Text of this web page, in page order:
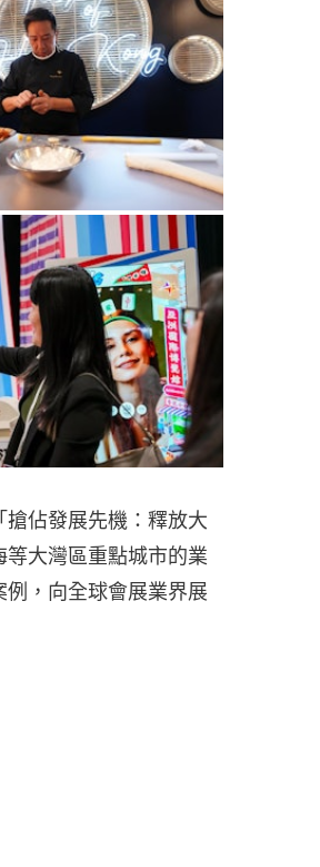
佔發展先機：釋放大
大灣區重點城市的業
，向全球會展業界展